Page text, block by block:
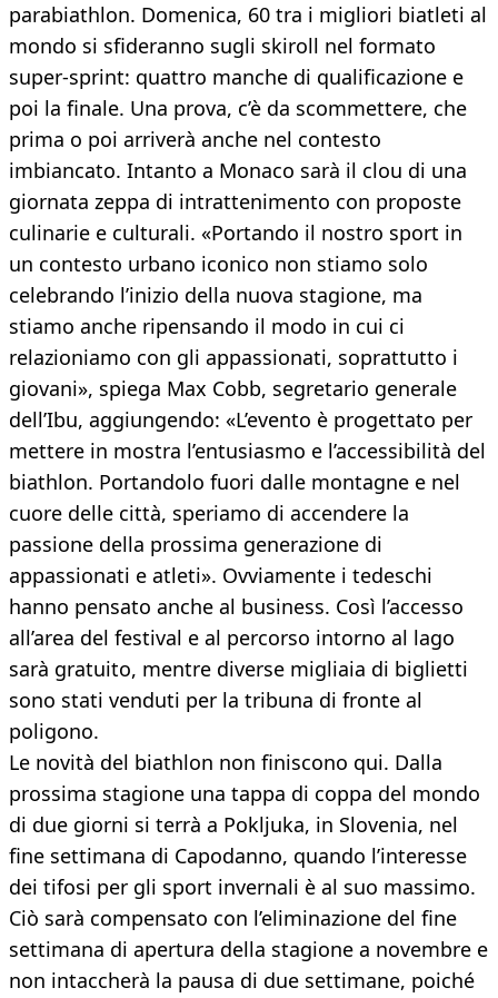
parabiathlon. Domenica, 60 tra i migliori biatleti al
mondo si sfideranno sugli skiroll nel formato
super-sprint: quattro manche di qualificazione e
poi la finale. Una prova, c’è da scommettere, che
prima o poi arriverà anche nel contesto
imbiancato. Intanto a Monaco sarà il clou di una
giornata zeppa di intrattenimento con proposte
culinarie e culturali. «Portando il nostro sport in
un contesto urbano iconico non stiamo solo
celebrando l’inizio della nuova stagione, ma
stiamo anche ripensando il modo in cui ci
relazioniamo con gli appassionati, soprattutto i
giovani», spiega Max Cobb, segretario generale
dell’Ibu, aggiungendo: «L’evento è progettato per
mettere in mostra l’entusiasmo e l’accessibilità del
biathlon. Portandolo fuori dalle montagne e nel
cuore delle città, speriamo di accendere la
passione della prossima generazione di
appassionati e atleti». Ovviamente i tedeschi
hanno pensato anche al business. Così l’accesso
all’area del festival e al percorso intorno al lago
sarà gratuito, mentre diverse migliaia di biglietti
sono stati venduti per la tribuna di fronte al
poligono.
Le novità del biathlon non finiscono qui. Dalla
prossima stagione una tappa di coppa del mondo
di due giorni si terrà a Pokljuka, in Slovenia, nel
fine settimana di Capodanno, quando l’interesse
dei tifosi per gli sport invernali è al suo massimo.
Ciò sarà compensato con l’eliminazione del fine
settimana di apertura della stagione a novembre e
non intaccherà la pausa di due settimane, poiché